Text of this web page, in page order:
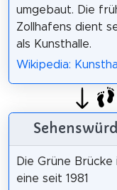
umgebaut. Die
Zollhafens dient
als Kunsthalle.
Wikipedia:
Die Grüne Brücke
eine seit 1981